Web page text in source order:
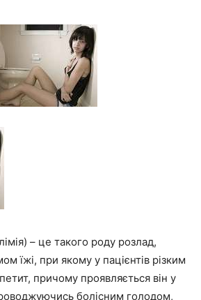
– це такого роду розлад,
їжі, при якому у пацієнтів різким
причому проявляється він у
болісним голодом,